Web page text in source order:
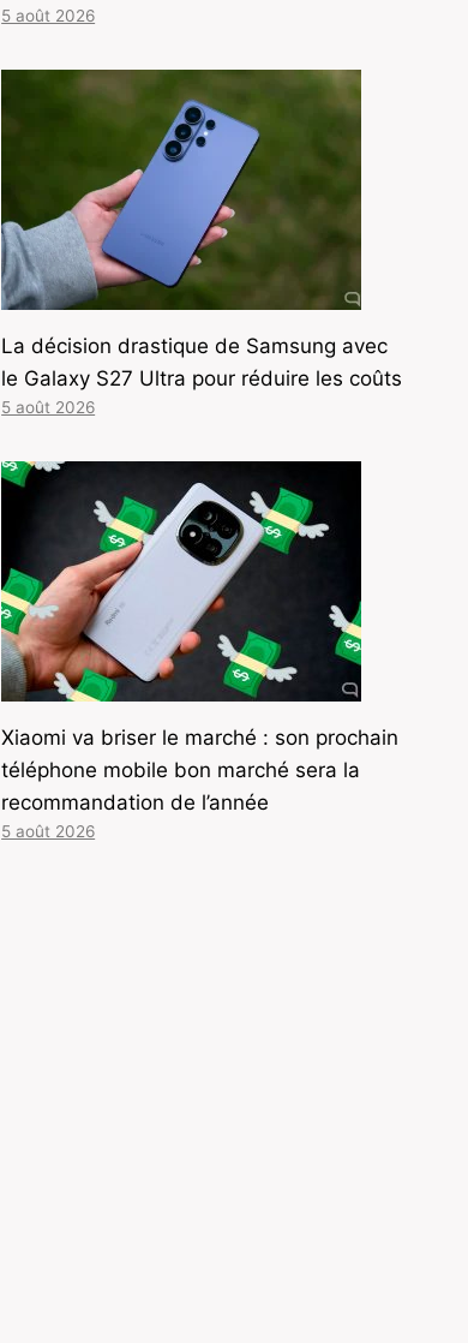
5 août 2026
La décision drastique de Samsung avec
le Galaxy S27 Ultra pour réduire les coûts
5 août 2026
Xiaomi va briser le marché : son prochain
téléphone mobile bon marché sera la
recommandation de l’année
5 août 2026